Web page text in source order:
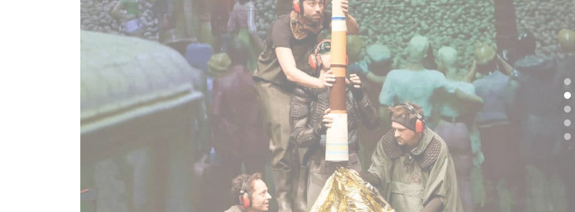
?
l’équipe
les espaces
les partenaires
la transition
écologique